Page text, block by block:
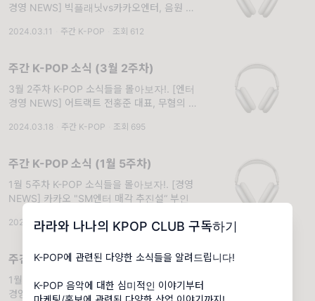
라라와 나나의 KPOP CLUB 구독하기
K-POP에 관련된 다양한 소식들을 알려드립니다!
K-POP 음악에 대한 심미적인 이야기부터
경영 NEWS] 빅플래닛vs카카오엔터, 음원 유
2024.03.11 주간 K-POP 조회 612
주간 K-POP 소식 (3월 2주차)
3월 2주차 K-POP 소식들을 몰아보자!. [엔터
경영 NEWS] 어트랙트 전홍준 대표, 무혐의 처
2024.03.18 주간 K-POP 조회 695
주간 K-POP 소식 (1월 5주차)
1월 5주차 K-POP 소식들을 몰아보자!. [경영
NEWS] 카카오 "SM엔터 매각 추진설“ 부인
2024.02.05 · 주간 K-POP 조회 731
주간 K-POP 소식 (1월 3주차)
1월 3주차 K-POP 소식들을 몰아보자!. [엔터
경영 NEWS] 드림어스컴퍼니, 벨 파트너스·타